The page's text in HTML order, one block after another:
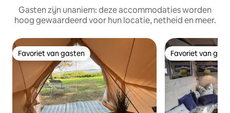
Gasten zijn unaniem: deze accommodaties worden
hoog gewaardeerd voor hun locatie, netheid en meer.
Favoriet van gasten
Favoriet van gasten Favoriet van
Favoriet van